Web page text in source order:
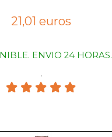
21,01 euros
ENVIO 24 HORAS.
.